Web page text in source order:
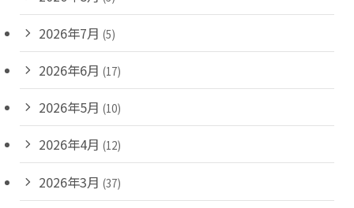
2026年7月 (5)
2026年6月 (17)
2026年5月 (10)
2026年4月 (12)
2026年3月 (37)